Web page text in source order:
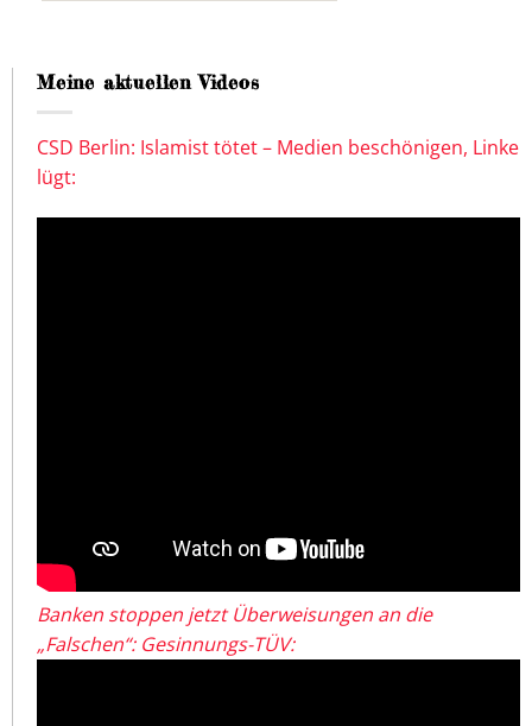
Meine aktuellen Videos
CSD Berlin: Islamist tötet – Medien beschönigen, Linke
lügt:
Banken stoppen jetzt Überweisungen an die
„Falschen“: Gesinnungs-TÜV: